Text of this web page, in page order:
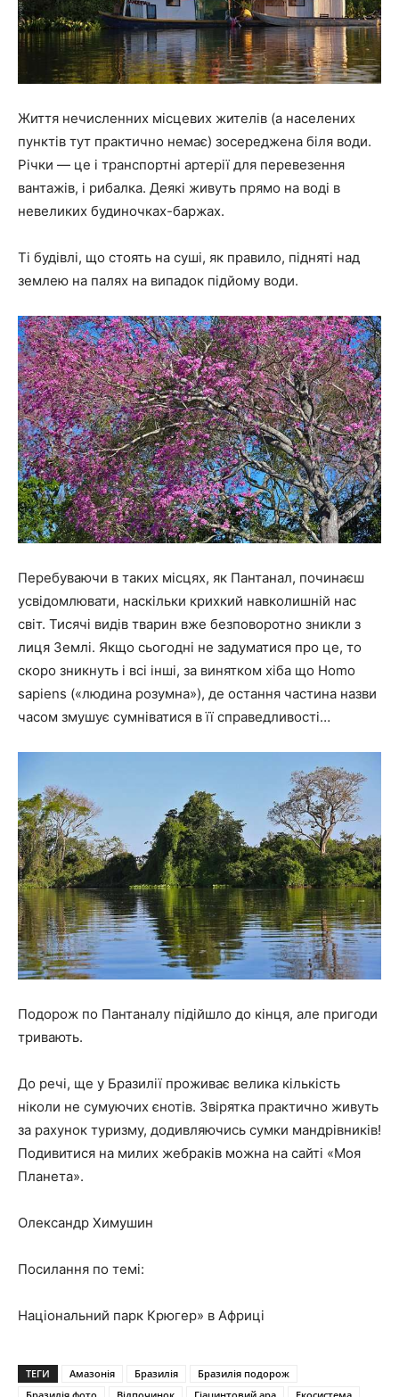
Життя нечисленних місцевих жителів (а населених
пунктів тут практично немає) зосереджена біля води.
Річки — це і транспортні артерії для перевезення
вантажів, і рибалка. Деякі живуть прямо на воді в
невеликих будиночках-баржах.
Ті будівлі, що стоять на суші, як правило, підняті над
землею на палях на випадок підйому води.
Перебуваючи в таких місцях, як Пантанал, починаєш
усвідомлювати, наскільки крихкий навколишній нас
світ. Тисячі видів тварин вже безповоротно зникли з
лиця Землі. Якщо сьогодні не задуматися про це, то
скоро зникнуть і всі інші, за винятком хіба що Homo
sapiens («людина розумна»), де остання частина назви
часом змушує сумніватися в її справедливості…
Подорож по Пантаналу підійшло до кінця, але пригоди
тривають.
До речі, ще у Бразилії проживає велика кількість
ніколи не сумуючих єнотів. Звірятка практично живуть
за рахунок туризму, додивляючись сумки мандрівників!
Подивитися на милих жебраків можна на сайті «Моя
Планета».
Олександр Химушин
Посилання по темі:
Національний парк Крюгер» в Африці
ТЕГИ Амазонія Бразилія
Бразилія подорож